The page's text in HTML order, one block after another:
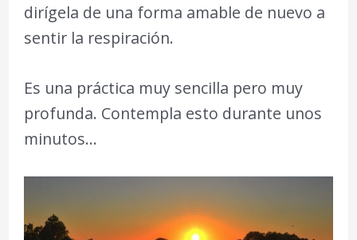
dirígela de una forma amable de nuevo a
sentir la respiración.
Es una práctica muy sencilla pero muy
profunda. Contempla esto durante unos
minutos…